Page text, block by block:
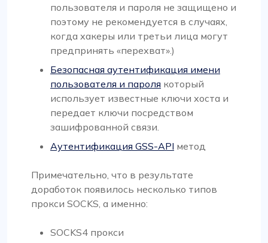
пользователя и пароля не защищено и
поэтому не рекомендуется в случаях,
когда хакеры или третьи лица могут
предпринять «перехват».)
Безопасная аутентификация имени
пользователя и пароля который
использует известные ключи хоста и
передает ключи посредством
зашифрованной связи.
Аутентификация GSS-API метод
Примечательно, что в результате
доработок появилось несколько типов
прокси SOCKS, а именно:
SOCKS4 прокси